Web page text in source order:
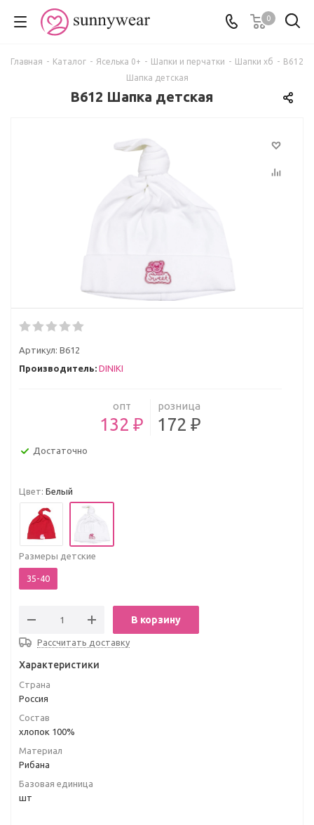
0
Главная - Каталог - Яселька 0+ - Шапки и перчатки - Шапки хб - В612
Шапка детская
В612 Шапка детская
Артикул: В612
Производитель: DINIKI
опт
132 ₽
розница
172 ₽
Достаточно
Цвет: Белый
Размеры детские
35-40
В корзину
Рассчитать доставку
Характеристики
Страна
Россия
Состав
хлопок 100%
Материал
Рибана
Базовая единица
шт